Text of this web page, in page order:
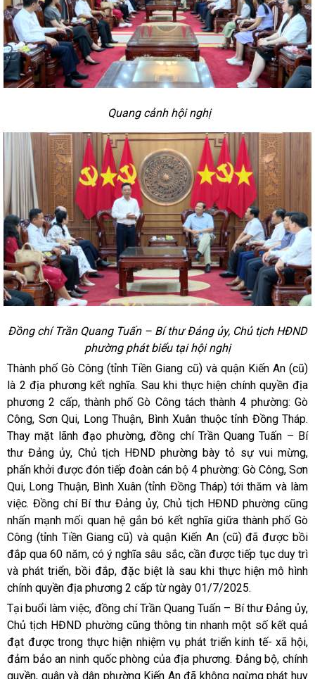
Quang cảnh hội nghị
Đồng chí Trần Quang Tuấn – Bí thư Đảng ủy, Chủ tịch HĐND
phường phát biểu tại hội nghị
Thành phố Gò Công (tỉnh Tiền Giang cũ) và quận Kiến An (cũ)
là 2 địa phương kết nghĩa. Sau khi thực hiện chính quyền địa
phương 2 cấp, thành phố Gò Công tách thành 4 phường: Gò
Công, Sơn Qui, Long Thuận, Bình Xuân thuộc tỉnh Đồng Tháp.
Thay mặt lãnh đạo phường, đồng chí Trần Quang Tuấn – Bí
thư Đảng ủy, Chủ tịch HĐND phường bày tỏ sự vui mừng,
phấn khởi được đón tiếp đoàn cán bộ 4 phường: Gò Công, Sơn
Qui, Long Thuận, Bình Xuân (tỉnh Đồng Tháp) tới thăm và làm
việc. Đồng chí Bí thư Đảng ủy, Chủ tịch HĐND phường cũng
nhấn mạnh mối quan hệ gắn bó kết nghĩa giữa thành phố Gò
Công (tỉnh Tiền Giang cũ) và quận Kiến An (cũ) đã được bồi
đắp qua 60 năm, có ý nghĩa sâu sắc, cần được tiếp tục duy trì
và phát triển, bồi đắp, đặc biệt là sau khi thực hiện mô hình
chính quyền địa phương 2 cấp từ ngày 01/7/2025.
Tại buổi làm việc, đồng chí Trần Quang Tuấn – Bí thư Đảng ủy,
Chủ tịch HĐND phường cũng thông tin nhanh một số kết quả
đạt được trong thực hiện nhiệm vụ phát triển kinh tế- xã hội,
đảm bảo an ninh quốc phòng của địa phương. Đảng bộ, chính
quyền, quân và dân phường Kiến An đã không ngừng phát huy